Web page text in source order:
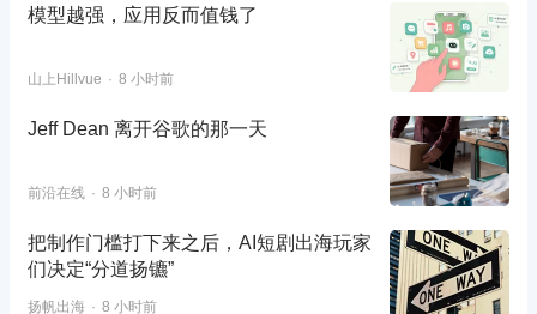
模型越强，应用反而值钱了
山上Hillvue 8 小时前
Jeff Dean 离开谷歌的那一天
前沿在线 8 小时前
把制作门槛打下来之后，AI短剧出海玩家
们决定“分道扬镳”
扬帆出海 8 小时前